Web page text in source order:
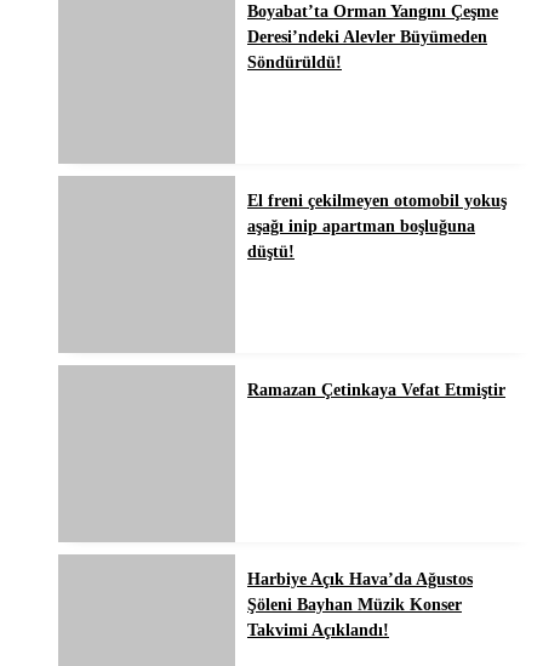
Boyabat’ta Orman Yangını Çeşme
Deresi’ndeki Alevler Büyümeden
Söndürüldü!
El freni çekilmeyen otomobil yokuş
aşağı inip apartman boşluğuna
düştü!
Ramazan Çetinkaya Vefat Etmiştir
Harbiye Açık Hava’da Ağustos
Şöleni Bayhan Müzik Konser
Takvimi Açıklandı!